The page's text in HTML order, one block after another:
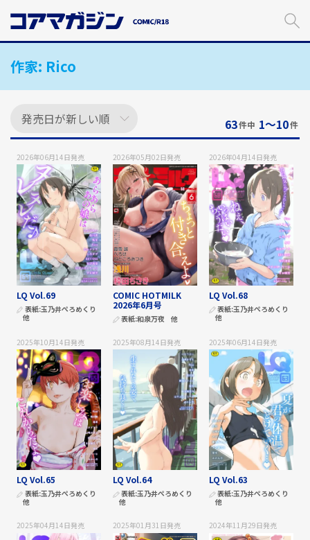
ン
作家: Rico
63件中 1〜10件
2026年06月14日発売
LQ Vol.69
表紙:玉乃井ぺろめくり
他
2026年05月02日発売
COMIC HOTMILK
2026年6月号
表紙:和泉万夜 他
2026年04月14日発売
LQ Vol.68
表紙:玉乃井ぺろめくり
他
2025年10月14日発売
LQ Vol.65
表紙:玉乃井ぺろめくり
他
2025年08月14日発売
LQ Vol.64
表紙:玉乃井ぺろめくり
他
2025年06月14日発売
LQ Vol.63
表紙:玉乃井ぺろめくり
他
2025年04月14日発売 2025年01月31日発売 2024年11月29日発売